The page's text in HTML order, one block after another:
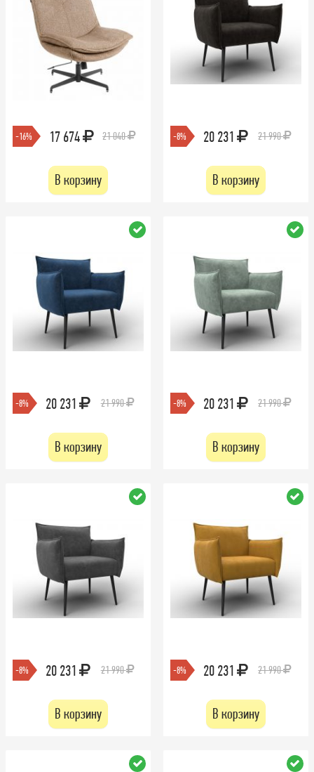
-16% 17 674 21 040
В корзину
-8% 20 231 21 990
В корзину
-8% 20 231 21 990
В корзину
-8% 20 231 21 990
В корзину
-8% 20 231 21 990
В корзину
-8% 20 231 21 990
В корзину